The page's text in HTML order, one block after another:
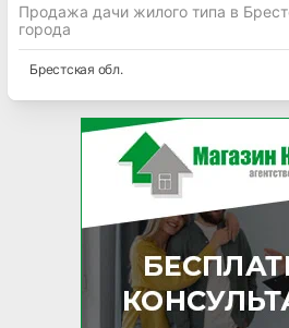
Продажа дачи жилого типа в
города
Брестская обл.